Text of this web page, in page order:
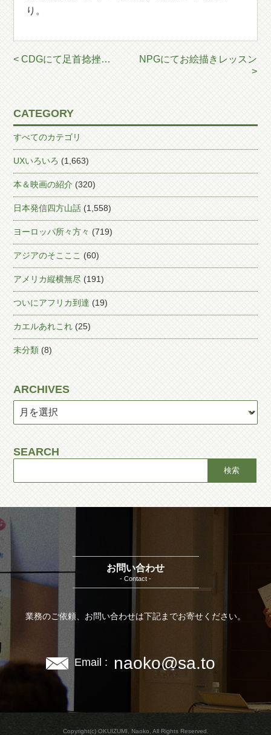
り。
< CDGにて足首捻挫…
NPGにてお絵描きレッスン
>
CATEGORY
すべてのカテゴリ
UXいろいろ (1,663)
本＆映画の紹介 (320)
日本発信四方山話 (1,558)
ヨーロッパ所々方々 (719)
アジアのそこここ (60)
アメリカ縦横無尽 (191)
ついにアフリカ到達 (19)
カエルあれこれ (25)
未分類 (8)
ARCHIVES
SEARCH
お問い合わせ
- Contact -
業務のご依頼、お問い合わせは下記までお寄せください。
Email : naoko@sa.to
Copyright(c) OKUIZUMI, Naoko, All Rights Reserved.